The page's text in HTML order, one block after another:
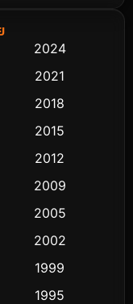
445
518
2024
2021
2018
2015
2012
2009
2005
2002
1999
1995